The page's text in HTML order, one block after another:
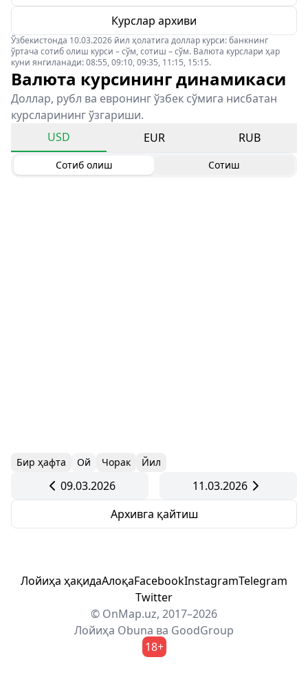
Курслар архиви
Ўзбекистонда 10.03.2026 йил ҳолатига доллар курси: банкнинг
ўртача сотиб олиш курси – сўм, сотиш – сўм. Валюта курслари ҳар
куни янгиланади: 08:55, 09:10, 09:35, 11:15, 15:15.
Валюта курсининг динамикаси
Доллар, рубл ва евронинг ўзбек сўмига нисбатан
курсларининг ўзгариши.
USD
EUR RUB
Сотиб олиш Сотиш
Бир ҳафта Ой Чорак Йил
09.03.2026
11.03.2026
Архивга қайтиш
Лойиҳа ҳақидаАлоқаFacebookInstagramTelegram
Twitter
© OnMap.uz, 2017–2026
Лойиҳа Obuna ва GoodGroup
18+